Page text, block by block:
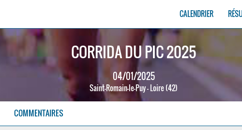
CALENDRIER
CORRIDA DU PIC 2025
04/01/2025
Saint-Romain-le-Puy - Loire (42)
COMMENTAIRES